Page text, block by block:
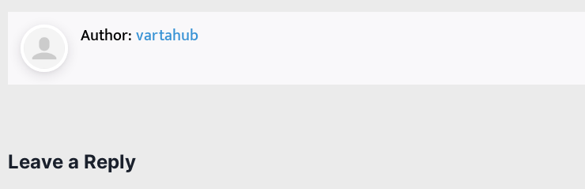
Author:vartahub
Leave a Reply